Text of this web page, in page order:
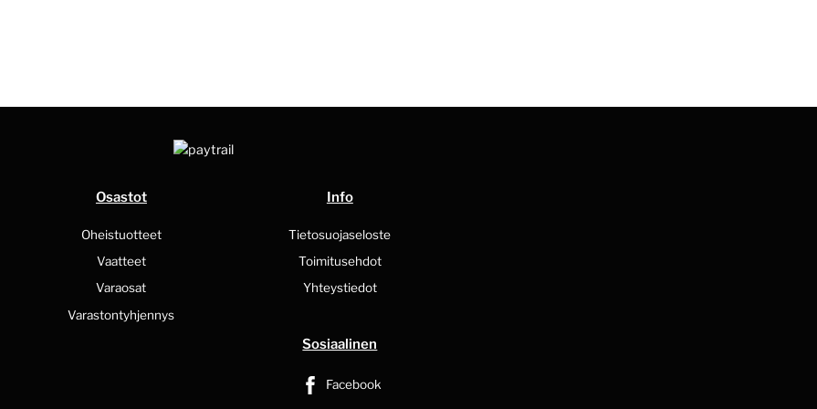
Osastot
Oheistuotteet
Vaatteet
Varaosat
Varastontyhjennys
Info
Tietosuojaseloste
Toimitusehdot
Yhteystiedot
Sosiaalinen
Facebook